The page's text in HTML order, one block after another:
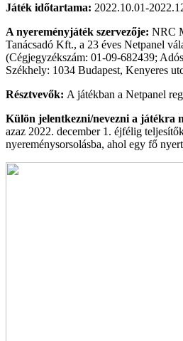
Játék időtartama: 2022.10.01-
A nyereményjáték szervezője: NRC
Tanácsadó Kft., a 23 éves Netpanel
(Cégjegyzékszám: 01-09-682439;
Székhely: 1034 Budapest, Kenyeres
Résztvevők: A játékban a Netpanel
Külön jelentkezni/nevezni a játékra
azaz 2022. december 1. éjfélig
nyereménysorsolásba, ahol egy fő